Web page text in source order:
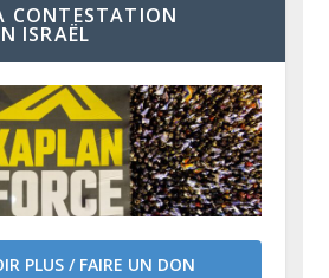
CONTESTATION
ISRAËL
PLUS / FAIRE UN DON